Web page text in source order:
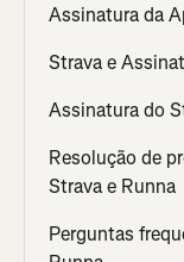
Assinatura da
Strava e
Assinatura do
Resolução de
Strava e Runna
Perguntas